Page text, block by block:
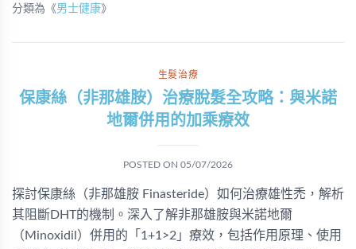
分類為《男士健康》
生髮治療
保康絲（非那雄胺）治療脫髮全攻略：與米諾
地爾併用的加乘療效
POSTED ON 05/07/2026
探討保康絲（非那雄胺 Finasteride）如何治療雄性禿，解析
其阻斷DHT的機制。深入了解非那雄胺與米諾地爾
（Minoxidil）併用的「1+1>2」療效，包括作用原理、使用